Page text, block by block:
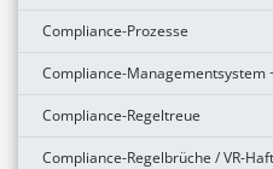
Compliance-Prozesse
Compliance-Managementsystem
Compliance-Regeltreue
Compliance-Regelbrüche / VR-